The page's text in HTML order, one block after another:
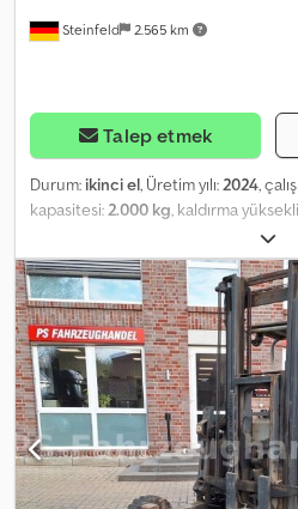
Steinfeld 2.565 km
Talep etmek
Durum: ikinci el, Üretim yılı:2024,
kapasitesi:2.000 kg, kaldırma
, Donanım:
özelliklere sahip Palfinger FLC 203
sunulmaktadır: -Kaldırma kapasitesi:
görüş sağlayan direk, yan itme 160
sayfalarına bakın) -Diferansiyel kilidi
tahrik -Hız, 6 km/saat olarak
koruma çatısı -24 voltluk nakliye için
Forklift çalışırken 12V'luk LED arka
(arkada) -LED uyarı flaşı -Mekanik
saati sayacı -Doluluk seviyesi için
Makaslı mekanizma üzerinde